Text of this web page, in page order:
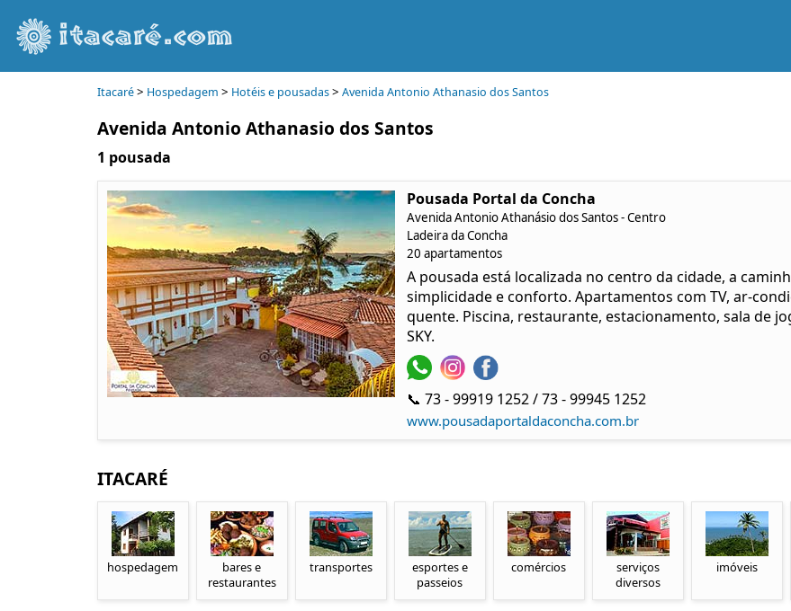
Itacaré> Hospedagem > Hotéis e pousadas> Avenida Antonio Athanasio dos Santos
Avenida Antonio Athanasio dos Santos
1 pousada
Pousada Portal da Concha
Avenida Antonio Athanásio dos Santos - Centro
Ladeira da Concha
20 apartamentos
A pousada está localizada no centro da cidade, a
simplicidade e conforto. Apartamentos com TV, ar-
quente. Piscina, restaurante, estacionamento, sala de
SKY.
📞 73 - 99919 1252 / 73 - 99945 1252
www.pousadaportaldaconcha.com.br
ITACARÉ
hospedagem
bares e
restaurantes
transportes
esportes e
passeios
comércios
serviços
diversos
imóveis